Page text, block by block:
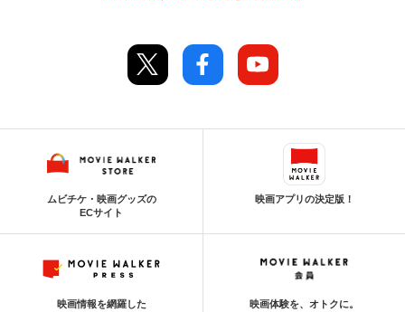
ムビチケ・映画グッズの
ECサイト
映画アプリの決定版！
映画情報を網羅した
映画体験を、オトクに。